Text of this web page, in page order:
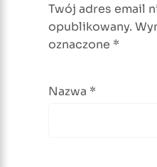
Twój adres email
opublikowany.
oznaczone *
Nazwa *